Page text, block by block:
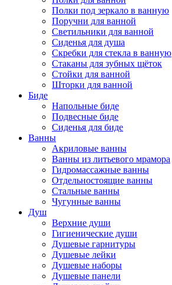
Полки под зеркало в ванную
Поручни для ванной
Светильники для ванной
Сиденья для душа
Скребки для стекла в ванную
Стаканы для зубных щёток
Стойки для ванной
Шторки для ванной
Биде
Напольные биде
Подвесные биде
Сиденья для биде
Ванны
Акриловые ванны
Ванны из литьевого мрамора
Гидромассажные ванны
Отдельностоящие ванны
Стальные ванны
Чугунные ванны
Душ
Верхние души
Гигиенические души
Душевые гарнитуры
Душевые лейки
Душевые наборы
Душевые панели